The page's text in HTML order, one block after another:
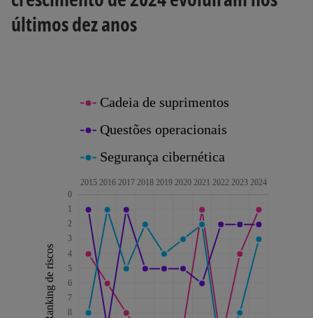
últimos dez anos